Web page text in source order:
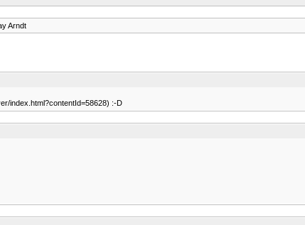
Arndt
index.html?contentId=58628) :-D